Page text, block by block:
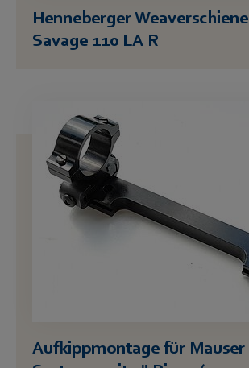
Henneberger
Savage 110 LA R
Aufkippmontage für Mauser